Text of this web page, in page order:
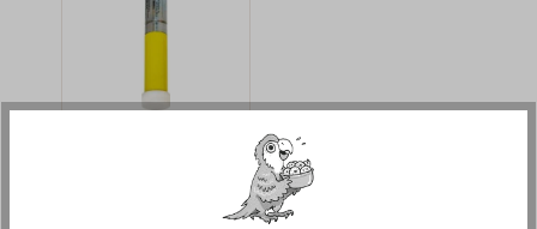
Schiffsverkehr
Positionsmarkier
Nacht.Lichtfarbe
genauen Positio
für den Einsatz
bei Tag oder
Seenotsignal der